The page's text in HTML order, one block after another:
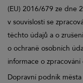
(EU) 2016/679 ze dne
v souvislosti se
těchto údajů a o
o ochraně osobních
informace o
Dopravní podnik